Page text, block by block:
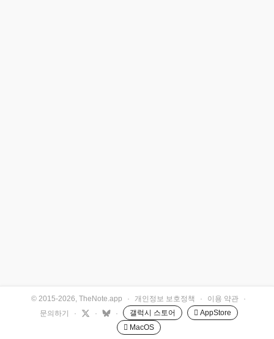
© 2015-2026, TheNote.app · 개인정보 보호정책 · 이용 약관
·
문의하기
· · · 갤럭시 스토어
 AppStore
 MacOS